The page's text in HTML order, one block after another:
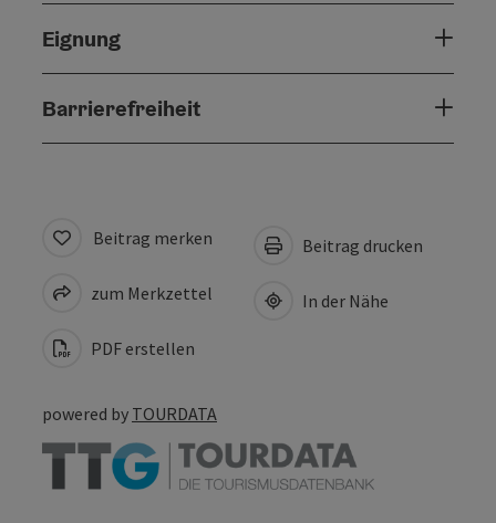
Eignung
Barrierefreiheit
Beitrag merken
zum Merkzettel
PDF erstellen
Beitrag drucken
In der Nähe
powered by TOURDATA